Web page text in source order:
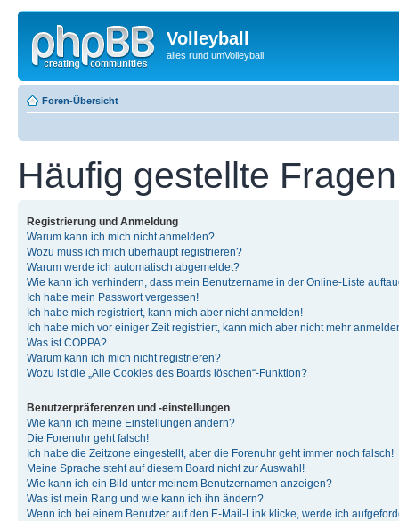
Volleyball
alles rund umVolleyball
Foren-Übersicht
Häufig gestellte Fragen
Registrierung und Anmeldung
Warum kann ich mich nicht anmelden?
Wozu muss ich mich überhaupt registrieren?
Warum werde ich automatisch abgemeldet?
Wie kann ich verhindern, dass mein Benutzername in der Online-Liste
Ich habe mein Passwort vergessen!
Ich habe mich registriert, kann mich aber nicht anmelden!
Ich habe mich vor einiger Zeit registriert, kann mich aber nicht mehr
Was ist COPPA?
Warum kann ich mich nicht registrieren?
Wozu ist die „Alle Cookies des Boards löschen“-Funktion?
Benutzerpräferenzen und -einstellungen
Wie kann ich meine Einstellungen ändern?
Die Forenuhr geht falsch!
Ich habe die Zeitzone eingestellt, aber die Forenuhr geht immer noch falsch!
Meine Sprache steht auf diesem Board nicht zur Auswahl!
Wie kann ich ein Bild unter meinem Benutzernamen anzeigen?
Was ist mein Rang und wie kann ich ihn ändern?
Wenn ich bei einem Benutzer auf den E-Mail-Link klicke, werde ich